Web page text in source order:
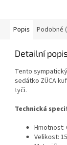
Popis Podobné
Detailní
Tento
sedátko ZÜCA
tyči.
Technická
Hmotnost:
Velikost: